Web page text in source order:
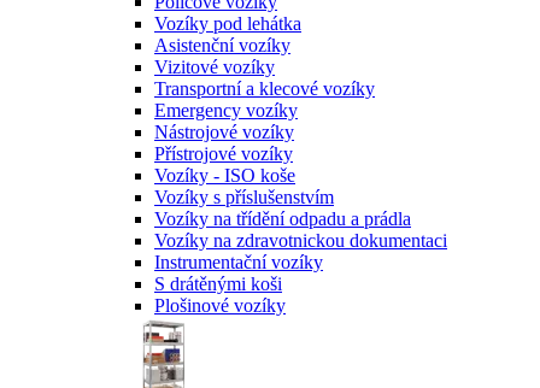
Vozíky pod lehátka
Asistenční vozíky
Vizitové vozíky
Transportní a klecové vozíky
Emergency vozíky
Nástrojové vozíky
Přístrojové vozíky
Vozíky - ISO koše
Vozíky s příslušenstvím
Vozíky na třídění odpadu a prádla
Vozíky na zdravotnickou dokumentaci
Instrumentační vozíky
S drátěnými koši
Plošinové vozíky